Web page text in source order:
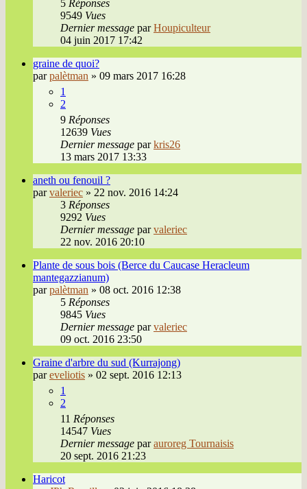
5 Réponses
9549 Vues
Dernier message parHoupiculteur
04 juin 2017 17:42
graine de quoi?
parpalètman » 09 mars 2017 16:28
1
2
9 Réponses
12639 Vues
Dernier message parkris26
13 mars 2017 13:33
aneth ou fenouil ?
parvaleriec » 22 nov. 2016 14:24
3 Réponses
9292 Vues
Dernier message parvaleriec
22 nov. 2016 20:10
Plante de sous bois (Berce du Caucase Heracleum
mantegazzianum)
parpalètman » 08 oct. 2016 12:38
5 Réponses
9845 Vues
Dernier message parvaleriec
09 oct. 2016 23:50
Graine d'arbre du sud (Kurrajong)
pareveliotis » 02 sept. 2016 12:13
1
2
11 Réponses
14547 Vues
Dernier message parauroreg Tournaisis
20 sept. 2016 21:23
Haricot